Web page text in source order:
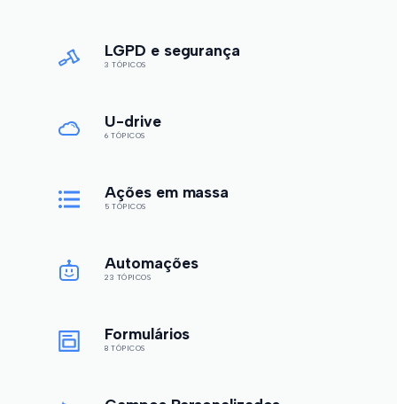
LGPD e segurança
3 TÓPICOS
U-drive
6 TÓPICOS
Ações em massa
5 TÓPICOS
Automações
23 TÓPICOS
Formulários
8 TÓPICOS